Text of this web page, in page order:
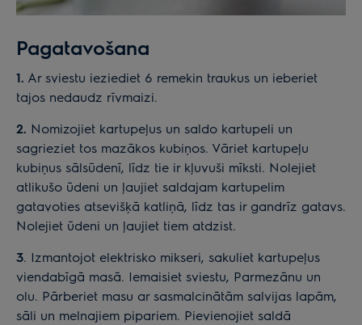
Pagatavošana
1. Ar sviestu ieziediet 6 remekin traukus un ieberiet
tajos nedaudz rīvmaizi.
2. Nomizojiet kartupeļus un saldo kartupeli un
sagrieziet tos mazākos kubiņos. Vāriet kartupeļu
kubiņus sālsūdenī, līdz tie ir kļuvuši mīksti. Nolejiet
atlikušo ūdeni un ļaujiet saldajam kartupelim
gatavoties atsevišķā katliņā, līdz tas ir gandrīz gatavs.
Nolejiet ūdeni un ļaujiet tiem atdzist.
3. Izmantojot elektrisko mikseri, sakuliet kartupeļus
viendabīgā masā. Iemaisiet sviestu, Parmezānu un
olu. Pārberiet masu ar sasmalcinātām salvijas lapām,
sāli un melnajiem pipariem. Pievienojiet saldā